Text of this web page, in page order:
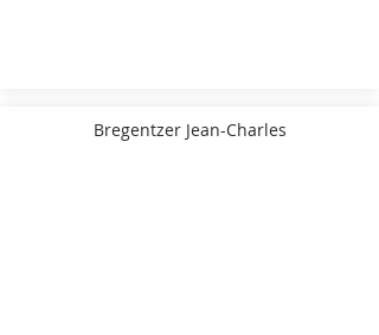
Bregentzer Jean-Charles